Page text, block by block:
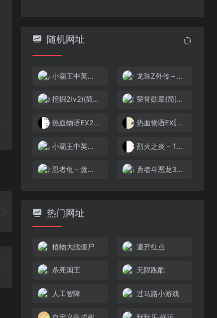
随机网址
小霸王中英文电脑学习卡(v1.1)(简)[小霸王](CN)[ETC](2Mb) 龙珠Z外传 – 赛亚人灭绝计划(简)[恒格电子](JP)[RPG](6Mb)
挖掘2(v2)(简)[catcatcat](JP)[TAB](0.31Mb) 荣誉勋章(简)[外星科技](JP)[AVG](4Mb)
热血物语EX2007[chenstack][v0.5](简)(JP)(64Mb) 热血物语EX[空气](简)(US)(32Mb)
小霸王中英文电脑学习卡(v3.0)(简)[小霸王](CN)[ETC](4Mb) 烈火之炎 – The Game[天空联盟](v20080708)(简)(JP)(64Mb)
忍者龟 – 激烈格斗(v20220223)(繁)[Nokoh](US)[FTG](2.25Mb) 勇者斗恶龙3(修正版)(简)[外星科技+庞先生](JP)[RPG](4Mb)
热门网址
植物大战僵尸 避开红点
杀死国王 无限跑酷
人工智障 过马路小游戏